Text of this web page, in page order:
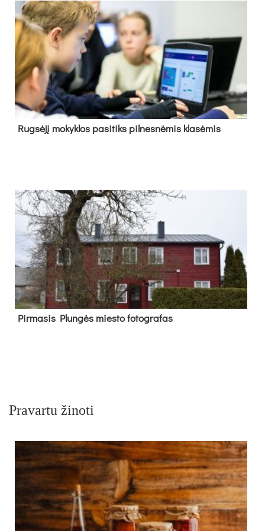
Rug­sė­jį mo­kyk­los pa­si­tiks pil­nes­nė­mis kla­sė­mis
Pir­ma­sis Plun­gės mies­to fo­tog­ra­fas
Pravartu žinoti